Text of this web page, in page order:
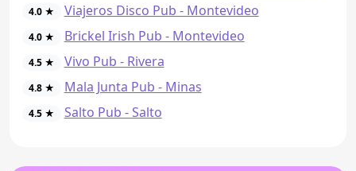
4.0 ★ Viajeros Disco Pub - Montevideo
4.0 ★ Brickel Irish Pub - Montevideo
4.5 ★ Vivo Pub - Rivera
4.8 ★ Mala Junta Pub - Minas
4.5 ★ Salto Pub - Salto